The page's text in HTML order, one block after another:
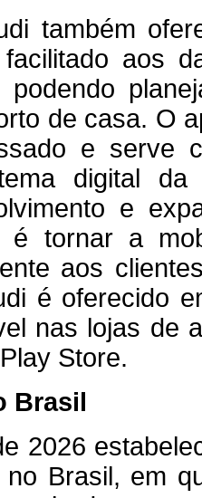
também
aos
podendo
de casa. O
e serve
digital
e
é tornar a
aos
é oferecido
nas lojas de
Store.
Brasil
2026
no Brasil, em